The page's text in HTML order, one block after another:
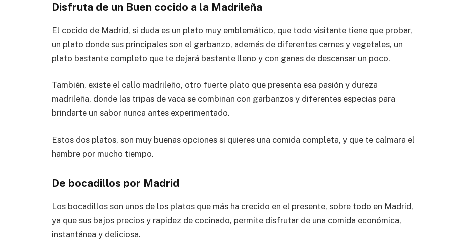
Disfruta de un Buen cocido a la Madrileña
El cocido de Madrid, si duda es un plato muy emblemático, que todo visitante tiene que probar,
un plato donde sus principales son el garbanzo, además de diferentes carnes y vegetales, un
plato bastante completo que te dejará bastante lleno y con ganas de descansar un poco.
También, existe el callo madrileño, otro fuerte plato que presenta esa pasión y dureza
madrileña, donde las tripas de vaca se combinan con garbanzos y diferentes especias para
brindarte un sabor nunca antes experimentado.
Estos dos platos, son muy buenas opciones si quieres una comida completa, y que te calmara el
hambre por mucho tiempo.
De bocadillos por Madrid
Los bocadillos son unos de los platos que más ha crecido en el presente, sobre todo en Madrid,
ya que sus bajos precios y rapidez de cocinado, permite disfrutar de una comida económica,
instantánea y deliciosa.